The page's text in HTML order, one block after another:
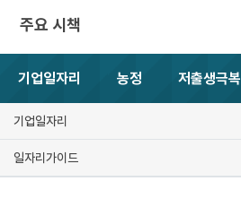
주요 시책
기업일자리 농정 저출생극복
기업일자리
일자리가이드